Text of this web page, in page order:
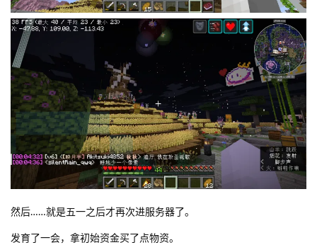
然后……就是五一之后才再次进服务器了。
发育了一会，拿初始资金买了点物资。